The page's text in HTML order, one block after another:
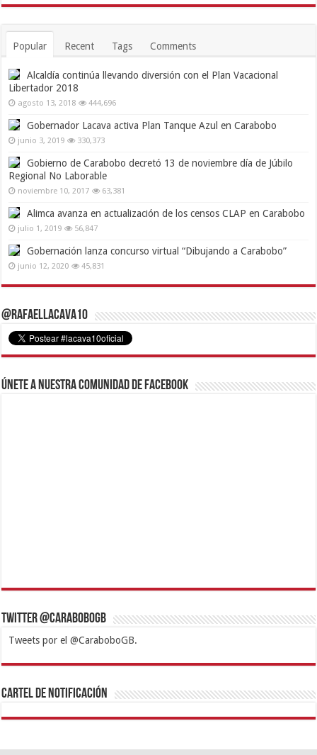
Popular Recent Tags Comments
Alcaldía continúa llevando diversión con el Plan Vacacional
Libertador 2018
agosto 13, 2018 444,696
Gobernador Lacava activa Plan Tanque Azul en Carabobo
junio 3, 2019 330,373
Gobierno de Carabobo decretó 13 de noviembre día de Júbilo
Regional No Laborable
noviembre 10, 2017 63,381
Alimca avanza en actualización de los censos CLAP en Carabobo
julio 1, 2019 56,847
Gobernación lanza concurso virtual “Dibujando a Carabobo”
junio 12, 2020 45,831
@RafaelLacava10
Únete a nuestra comunidad de Facebook
Twitter @CaraboboGB
Tweets por el @CaraboboGB.
1xbetBetturkeyBetistKralbetSupertotobetTipobetMatadorbetMariobet
https://mvbcasino.com/
Cartel de Notificación